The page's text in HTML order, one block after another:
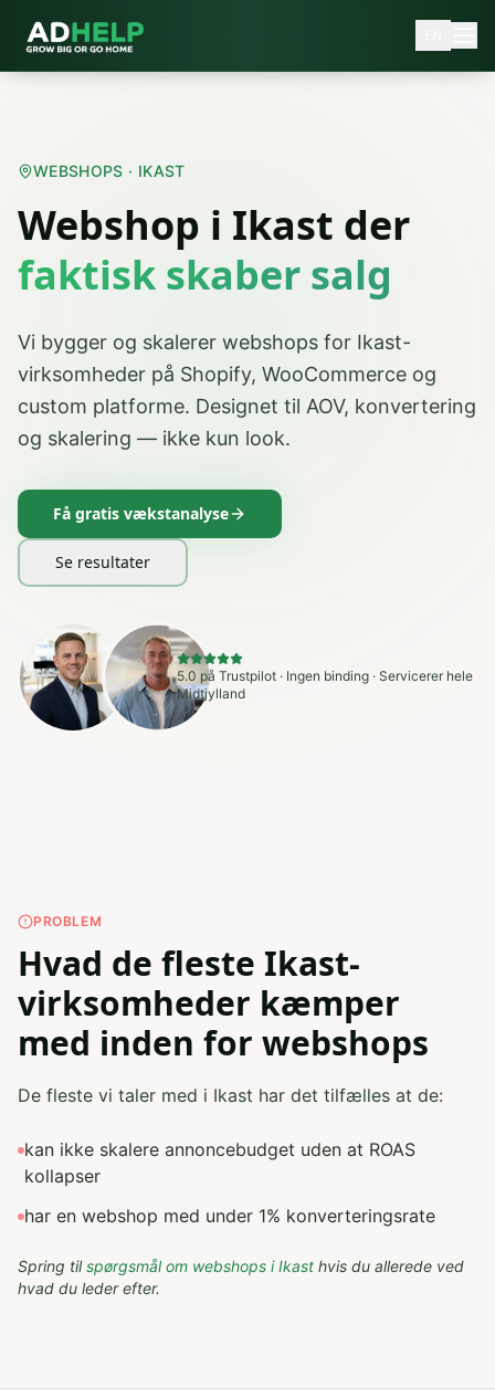
WEBSHOPS · IKAST
Webshop i Ikast der
faktisk skaber salg
Vi bygger og skalerer webshops for Ikast-
virksomheder på Shopify, WooCommerce og
custom platforme. Designet til AOV, konvertering
og skalering — ikke kun look.
Få gratis vækstanalyse
Se resultater
5.0 på Trustpilot · Ingen binding · Servicerer hele
Midtjylland
PROBLEM
Hvad de fleste Ikast-
virksomheder kæmper
med inden for webshops
De fleste vi taler med i Ikast har det tilfælles at de:
kan ikke skalere annoncebudget uden at ROAS
kollapser
har en webshop med under 1% konverteringsrate
Spring tilspørgsmål om webshops iIkast hvis du allerede ved
hvad du leder efter.